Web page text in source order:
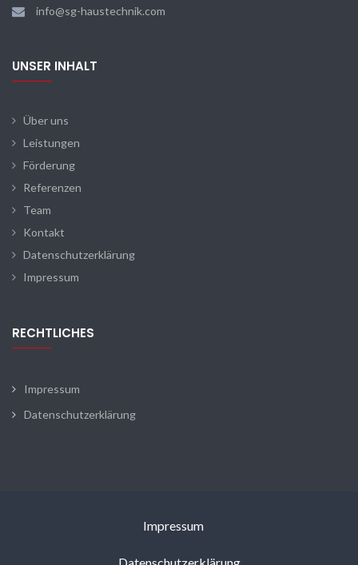
info@sg-haustechnik.com
UNSER INHALT
Über uns
Leistungen
Förderung
Referenzen
Team
Kontakt
Datenschutzerklärung
Impressum
RECHTLICHES
Impressum
Datenschutzerklärung
Impressum